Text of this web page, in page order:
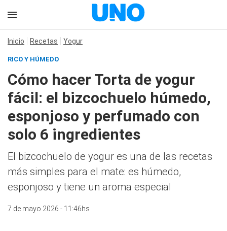
Inicio Recetas Yogur
RICO Y HÚMEDO
Cómo hacer Torta de yogur
fácil: el bizcochuelo húmedo,
esponjoso y perfumado con
solo 6 ingredientes
El bizcochuelo de yogur es una de las recetas
más simples para el mate: es húmedo,
esponjoso y tiene un aroma especial
7 de mayo 2026 - 11:46hs